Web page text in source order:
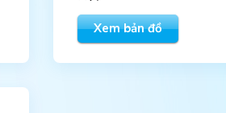
Xem bản đồ